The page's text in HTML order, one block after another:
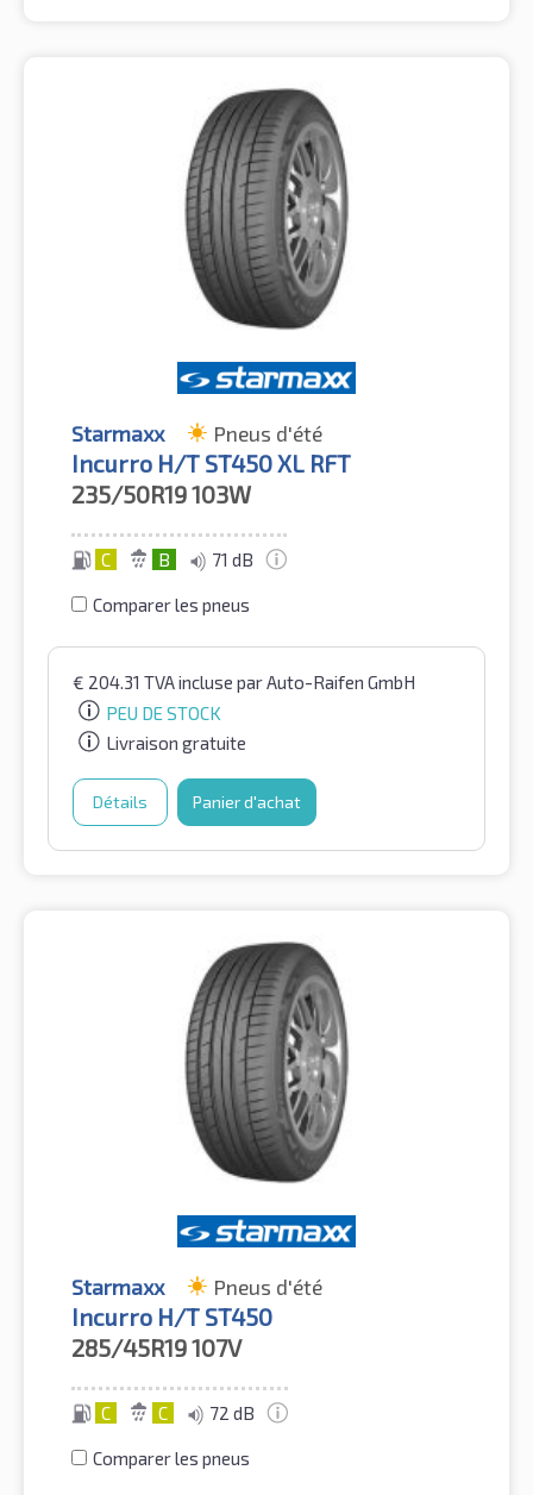
Starmaxx Pneus d'été
Incurro H/T ST450 XL RFT
235/50R19103W
C B 71 dB
Comparer les pneus
€ 204.31 TVA incluse par Auto-Raifen GmbH
PEU DE STOCK
Livraison gratuite
Détails Panier d'achat
Starmaxx Pneus d'été
Incurro H/T ST450
285/45R19107V
C C 72 dB
Comparer les pneus